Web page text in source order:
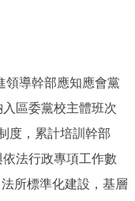
部門服務
導幹部應知應會黨
區委黨校主體班次
度，累計培訓幹部
法行政專項工作數
所標準化建設，基層